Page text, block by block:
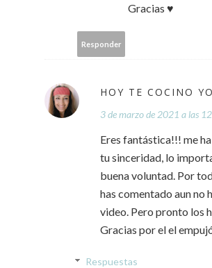
Gracias ♥
Responder
HOY TE COCINO YO
3 de marzo de 2021 a las
Eres fantástica!!! me
tu sinceridad, lo
buena voluntad. Por
has comentado aun no
video. Pero pronto los
Gracias por el el
Respuestas